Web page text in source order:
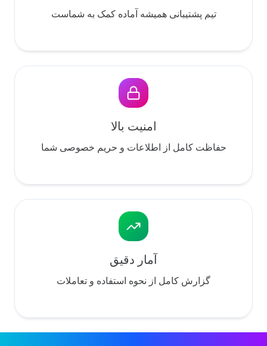
تیم پشتیبانی همیشه آماده کمک به شماست
امنیت بالا
حفاظت کامل از اطلاعات و حریم خصوصی شما
آمار دقیق
گزارش کامل از نحوه استفاده و تعاملات